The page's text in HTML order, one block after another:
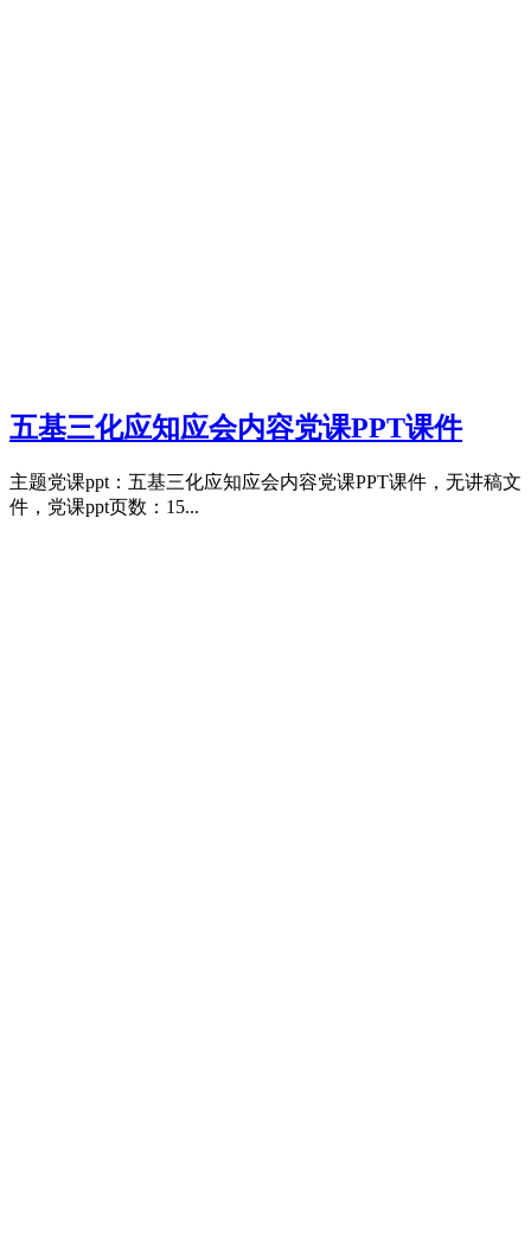
五基三化应知应会内容党课PPT课件
主题党课ppt：五基三化应知应会内容党课PPT课件，无讲稿文
件，党课ppt页数：15...